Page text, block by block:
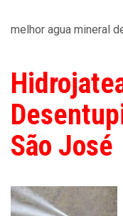
melhor agua mineral
São José